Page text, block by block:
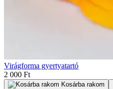
Virágforma gyertyatartó
2 000 Ft
Kosárba rakom